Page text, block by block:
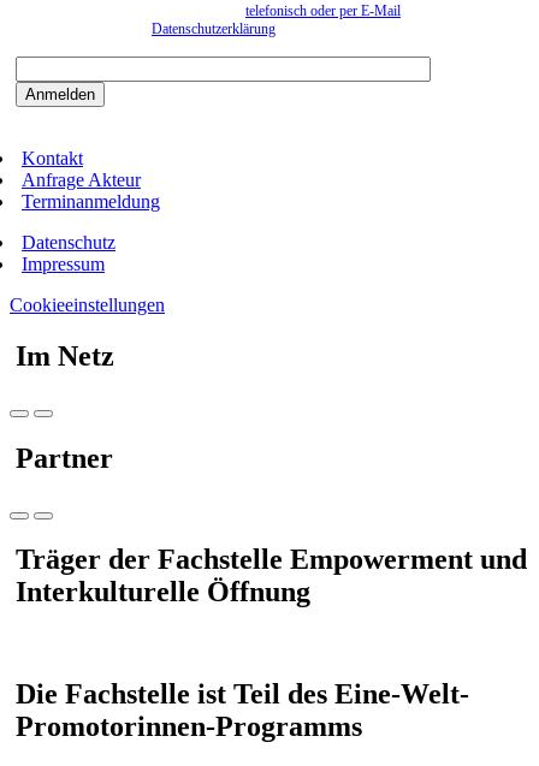
telefonisch oder per E-Mail
Datenschutzerklärung
Kontakt
Anfrage Akteur
Terminanmeldung
Datenschutz
Impressum
Cookieeinstellungen
Im Netz
Partner
Träger der Fachstelle Empowerment und
Interkulturelle Öffnung
Die Fachstelle ist Teil des Eine-Welt-
Promotorinnen-Programms